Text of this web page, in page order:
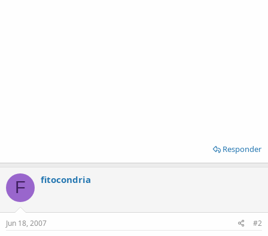
Responder
F fitocondria
Jun 18, 2007 #2